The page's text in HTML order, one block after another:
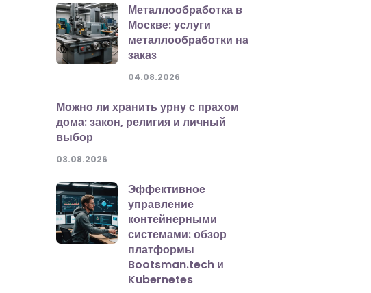
Металлообработка в
Москве: услуги
металлообработки на
заказ
04.08.2026
Можно ли хранить урну с прахом
дома: закон, религия и личный
выбор
03.08.2026
Эффективное
управление
контейнерными
системами: обзор
платформы
Bootsman.tech и
Kubernetes